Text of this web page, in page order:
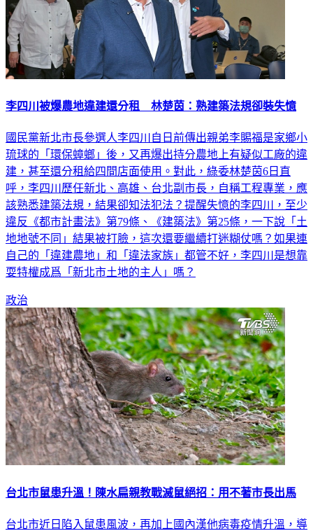
李四川被爆農地違建還分租 林楚茵：熟建築法規卻裝失憶
國民黨新北市長參選人李四川自日前傳出親弟李賜福是家鄉小
琉球的「環保蟑螂」後，又再爆出持分農地上有疑似工廠的違
建，甚至還分租給四間店面使用。對此，綠委林楚茵6日直
呼，李四川歷任新北、高雄、台北副市長，自稱工程專業，應
該熟悉建築法規，結果卻知法犯法？提醒失憶的李四川，至少
違反《都市計畫法》第79條、《建築法》第25條，一下說「土
地地號不同」結果被打臉，這次還要繼續打迷糊仗嗎？如果連
自己的「違建農地」和「違法家族」都管不好，李四川是想靠
耍特權成爲「新北市土地的主人」嗎？
政治
台北市鼠患升溫！陳水扁親教戰滅鼠絕招：用不著市長出馬
台北市近日陷入鼠患風波，再加上國內漢他病毒疫情升溫，導